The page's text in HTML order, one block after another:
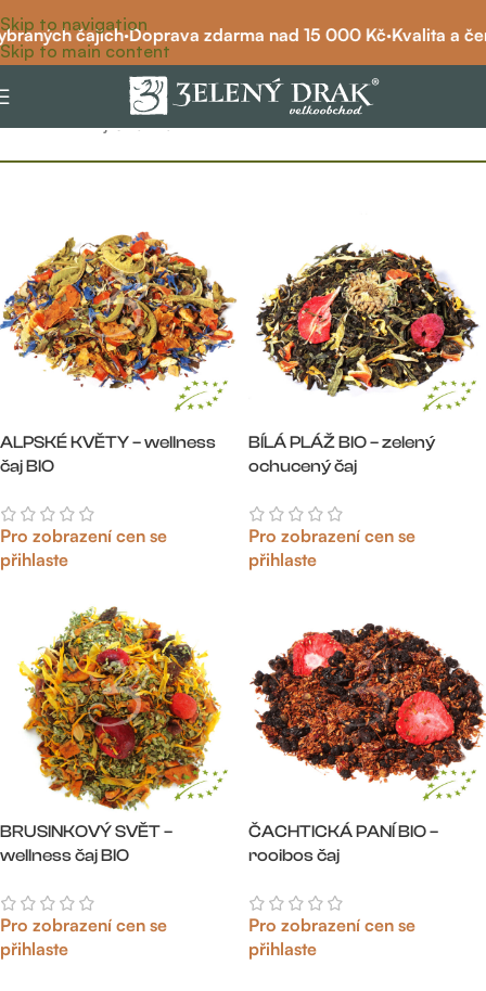
Skip to navigation
Skip to main content
čajích·Doprava zdarma nad 15 000 Kč·Kvalita a
Domů/bio čaj/Stránka 4
ALPSKÉ KVĚTY – wellness
čaj BIO
Pro zobrazení cen se
přihlaste
BÍLÁ PLÁŽ BIO – zelený
ochucený čaj
Pro zobrazení cen se
přihlaste
BRUSINKOVÝ SVĚT –
wellness čaj BIO
Pro zobrazení cen se
přihlaste
ČACHTICKÁ PANÍ BIO –
rooibos čaj
Pro zobrazení cen se
přihlaste